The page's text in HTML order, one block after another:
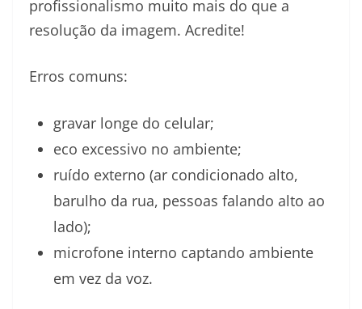
profissionalismo muito mais do que a
resolução da imagem. Acredite!
Erros comuns:
gravar longe do celular;
eco excessivo no ambiente;
ruído externo (ar condicionado alto,
barulho da rua, pessoas falando alto ao
lado);
microfone interno captando ambiente
em vez da voz.